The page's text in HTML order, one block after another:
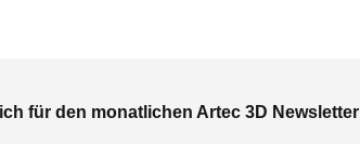
für den monatlichen Artec 3D Newsletter